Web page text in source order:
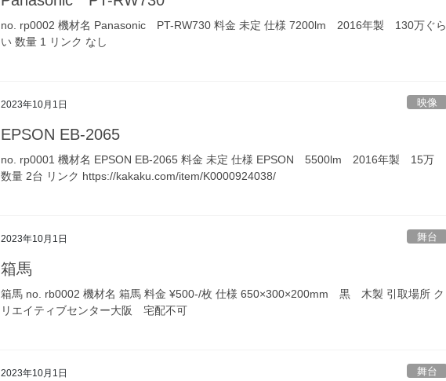
no. rp0002 機材名 Panasonic PT-RW730 料金 未定 仕様 7200lm 2016年製 130万ぐら
い 数量 1 リンク なし
2023年10月1日 映像
EPSON EB-2065
no. rp0001 機材名 EPSON EB-2065 料金 未定 仕様 EPSON 5500lm 2016年製 15万
数量 2台 リンク https://kakaku.com/item/K0000924038/
2023年10月1日 舞台
箱馬
箱馬 no. rb0002 機材名 箱馬 料金 ¥500-/枚 仕様 650×300×200mm 黒 木製 引取場所 ク
リエイティブセンター大阪 宅配不可
2023年10月1日 舞台